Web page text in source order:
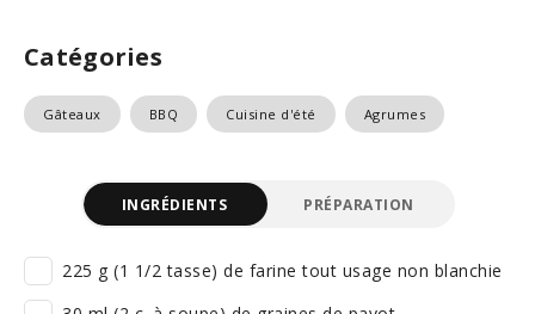
Catégories
Gâteaux BBQ Cuisine d'été Agrumes
INGRÉDIENTS PRÉPARATION
225 g (1 1/2 tasse) de farine tout usage non blanchie